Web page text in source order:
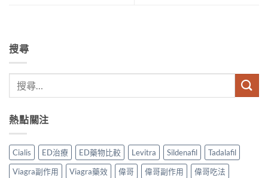
搜尋
熱點關注
Cialis ED治療 ED藥物比較 Levitra Sildenafil
Tadalafil
Viagra副作用
Viagra藥效 偉哥 偉哥副作用
偉哥吃法